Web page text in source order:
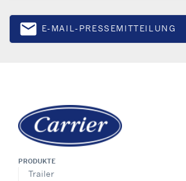
emailEmail
E-MAIL-PRESSEMITTEILUNG
PRODUKTE
Trailer